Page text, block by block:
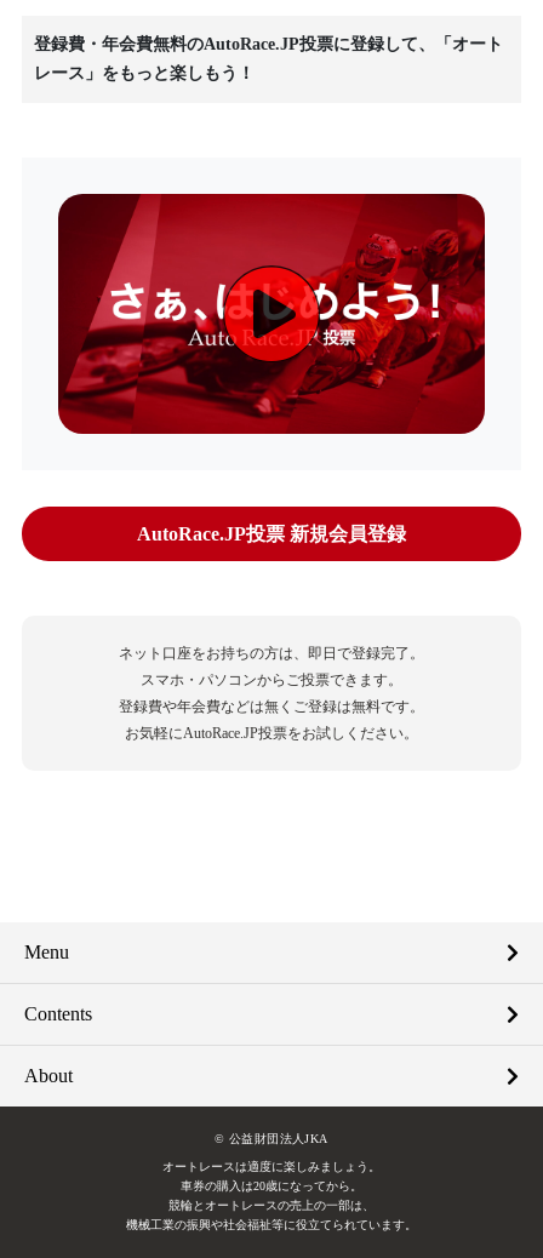
登録費・年会費無料のAutoRace.JP投票に登録して、「オート
レース」をもっと楽しもう！
AutoRace.JP投票 新規会員登録
ネット口座をお持ちの方は、即日で登録完了。
スマホ・パソコンからご投票できます。
登録費や年会費などは無くご登録は無料です。
お気軽にAutoRace.JP投票をお試しください。
Menu
Contents
About
© 公益財団法人JKA
オートレースは適度に楽しみましょう。
車券の購入は20歳になってから。
競輪とオートレースの売上の一部は、
機械工業の振興や社会福祉等に役立てられています。